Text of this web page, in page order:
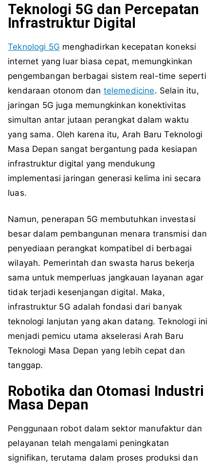
Teknologi 5G dan Percepatan
Infrastruktur Digital
Teknologi 5G menghadirkan kecepatan koneksi
internet yang luar biasa cepat, memungkinkan
pengembangan berbagai sistem real-time seperti
kendaraan otonom dan telemedicine. Selain itu,
jaringan 5G juga memungkinkan konektivitas
simultan antar jutaan perangkat dalam waktu
yang sama. Oleh karena itu, Arah Baru Teknologi
Masa Depan sangat bergantung pada kesiapan
infrastruktur digital yang mendukung
implementasi jaringan generasi kelima ini secara
luas.
Namun, penerapan 5G membutuhkan investasi
besar dalam pembangunan menara transmisi dan
penyediaan perangkat kompatibel di berbagai
wilayah. Pemerintah dan swasta harus bekerja
sama untuk memperluas jangkauan layanan agar
tidak terjadi kesenjangan digital. Maka,
infrastruktur 5G adalah fondasi dari banyak
teknologi lanjutan yang akan datang. Teknologi ini
menjadi pemicu utama akselerasi Arah Baru
Teknologi Masa Depan yang lebih cepat dan
tanggap.
Robotika dan Otomasi Industri
Masa Depan
Penggunaan robot dalam sektor manufaktur dan
pelayanan telah mengalami peningkatan
signifikan, terutama dalam proses produksi dan